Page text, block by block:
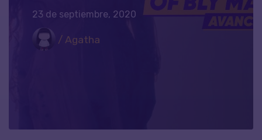
23 de septiembre, 2020
/ Agatha